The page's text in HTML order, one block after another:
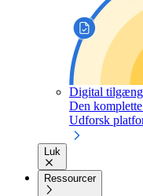
Digital
Den
Udforsk
Luk
Ressourcer